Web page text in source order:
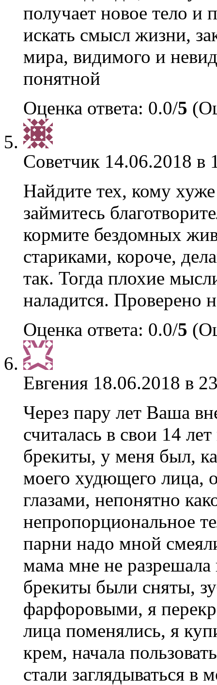
получает новое тело и
искать смысл жизни,
мира, видимого и
понятной
Оценка ответа: 0.0/5
Советчик 14.06.2018 в
Найдите тех, кому
займитесь
кормите бездомных
стариками, короче,
так. Тогда плохие
наладится. Проверено
Оценка ответа: 0.0/5
Евгения 18.06.2018 в
Через пару лет Ваша
считалась в свои 14
брекиты, у меня был,
моего худющего лица,
глазами, непонятно
непропорциональное
парни надо мной
мама мне не
брекиты были сняты,
фарфоровыми, я
лица поменялись, я
крем, начала
стали заглядываться в